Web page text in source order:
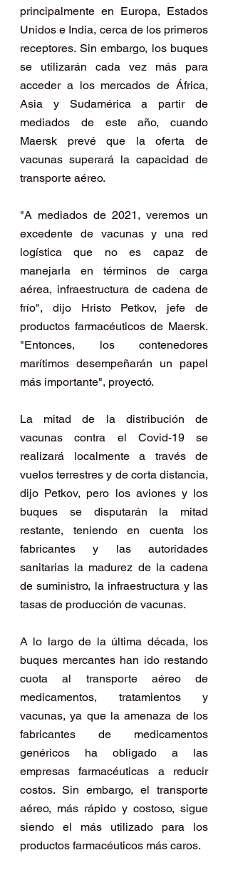
principalmente en Europa, Estados
Unidos e India, cerca de los primeros
receptores. Sin embargo, los buques
se utilizarán cada vez más para
acceder a los mercados de África,
Asia y Sudamérica a partir de
mediados de este año, cuando
Maersk prevé que la oferta de
vacunas superará la capacidad de
transporte aéreo.
"A mediados de 2021, veremos un
excedente de vacunas y una red
logística que no es capaz de
manejarla en términos de carga
aérea, infraestructura de cadena de
frío", dijo Hristo Petkov, jefe de
productos farmacéuticos de Maersk.
"Entonces, los contenedores
marítimos desempeñarán un papel
más importante", proyectó.
La mitad de la distribución de
vacunas contra el Covid-19 se
realizará localmente a través de
vuelos terrestres y de corta distancia,
dijo Petkov, pero los aviones y los
buques se disputarán la mitad
restante, teniendo en cuenta los
fabricantes y las autoridades
sanitarias la madurez de la cadena
de suministro, la infraestructura y las
tasas de producción de vacunas.
A lo largo de la última década, los
buques mercantes han ido restando
cuota al transporte aéreo de
medicamentos, tratamientos y
vacunas, ya que la amenaza de los
fabricantes de medicamentos
genéricos ha obligado a las
empresas farmacéuticas a reducir
costos. Sin embargo, el transporte
aéreo, más rápido y costoso, sigue
siendo el más utilizado para los
productos farmacéuticos más caros.